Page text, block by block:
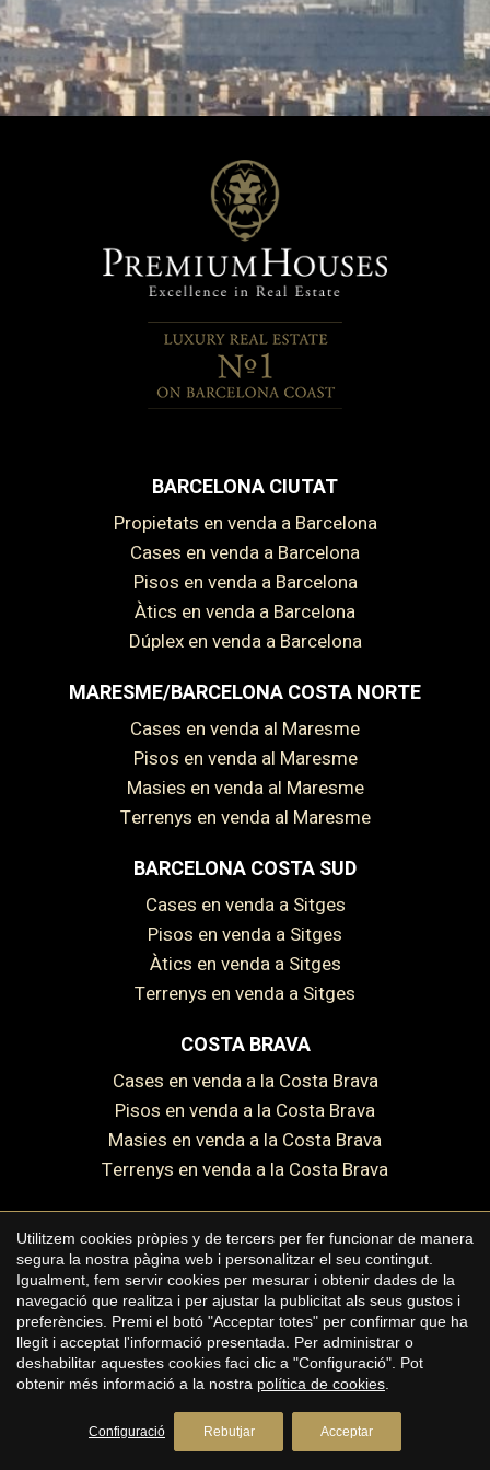
BARCELONA CIUTAT
Propietats en venda a Barcelona
Cases en venda a Barcelona
Pisos en venda a Barcelona
Àtics en venda a Barcelona
Dúplex en venda a Barcelona
MARESME/BARCELONA COSTA NORTE
Cases en venda al Maresme
Pisos en venda al Maresme
Masies en venda al Maresme
Terrenys en venda al Maresme
BARCELONA COSTA SUD
Cases en venda a Sitges
Pisos en venda a Sitges
Àtics en venda a Sitges
Terrenys en venda a Sitges
COSTA BRAVA
Cases en venda a la Costa Brava
Pisos en venda a la Costa Brava
Masies en venda a la Costa Brava
Terrenys en venda a la Costa Brava
Copyright © 2026 Premium Houses
Avís legal
Política de privacitat
Polí­tica de cookies
byiEstrategic
Utilitzem cookies pròpies y de tercers per fer funcionar de manera
segura la nostra pàgina web i personalitzar el seu contingut.
Igualment, fem servir cookies per mesurar i obtenir dades de la
navegació que realitza i per ajustar la publicitat als seus gustos i
preferències. Premi el botó "Acceptar totes" per confirmar que ha
llegit i acceptat l'informació presentada. Per administrar o
deshabilitar aquestes cookies faci clic a "Configuració". Pot
obtenir més informació a la nostra política de cookies
Configuració Rebutjar Acceptar
Guardar configuració Acceptar totes